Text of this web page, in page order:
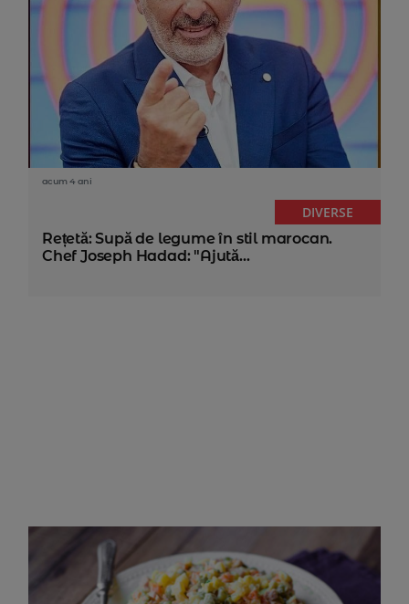
acum 4 ani
DIVERSE
Rețetă: Supă de legume în stil marocan.
Chef Joseph Hadad: "Ajută...